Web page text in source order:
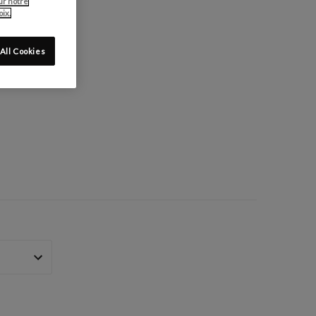
Cookies